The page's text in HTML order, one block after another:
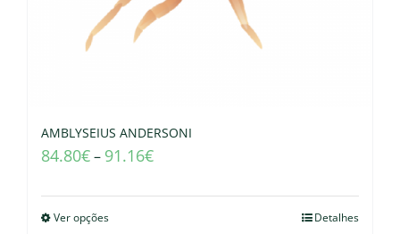
AMBLYSEIUS ANDERSONI
84.80€– 91.16€
Ver opções Detalhes